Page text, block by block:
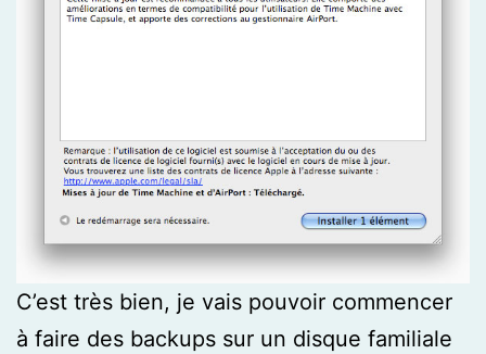
C’est très bien, je vais pouvoir commencer
à faire des backups sur un disque familiale